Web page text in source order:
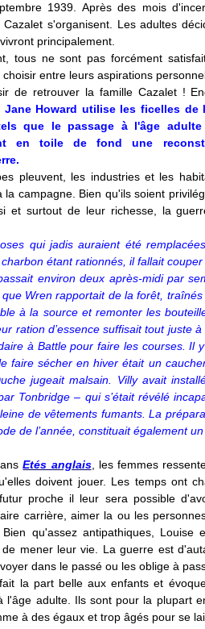
1939. Après des mois
Cazalet s'organisent. Les adultes
principalement.
tous ne sont pas forcément
choisir entre leurs aspirations
de retrouver la famille Cazalet !
Jane Howard utilise les ficelles
que le passage à l'âge
en toile de fond une
pleuvent, les industries et les
la campagne. Bien qu'ils soient
et surtout de leur richesse, la
qui jadis auraient été
étant rationnés, il fallait
environ deux après-midi par
Wren rapportait de la forêt,
à la source et remonter les
ration d’essence suffisait tout juste
à Battle pour faire les courses. Il
faire sécher en hiver était un
jugeait malsain. Villy avait
Tonbridge – qui s’était révélé
de vêtements fumants. La
de l’année, constituait également
Etés anglais, les femmes
doivent jouer. Les temps ont
proche il leur sera possible
carrière, aimer la ou les
Bien qu'assez antipathiques,
de mener leur vie. La guerre est
dans le passé ou les oblige à
la part belle aux enfants et
l'âge adulte. Ils sont pour la plupart
à des égaux et trop âgés pour se